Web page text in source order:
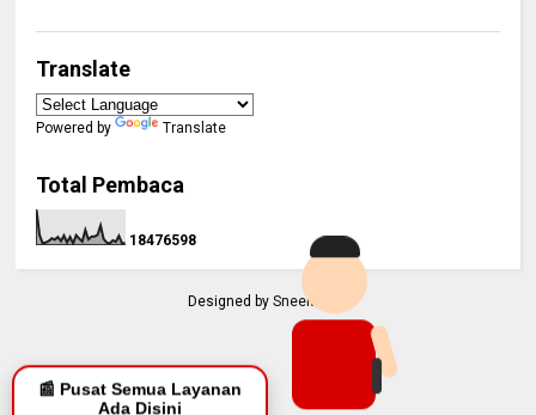
📰 Pusat Semua Layanan
Ada Disini
Translate
Powered by Translate
Total Pembaca
1 8476598
Designed by Sneeit.Com